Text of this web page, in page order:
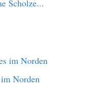
Scholze...
Norden